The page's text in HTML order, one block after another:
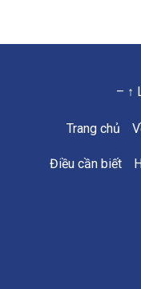
– ↑
Trang chủ
Điều cần biết